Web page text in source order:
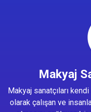
Makyaj
Makyaj sanatçıları kendi
olarak çalışan ve